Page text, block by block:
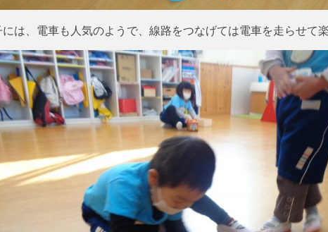
には、電車も人気のようで、線路をつなげては電車を走らせて